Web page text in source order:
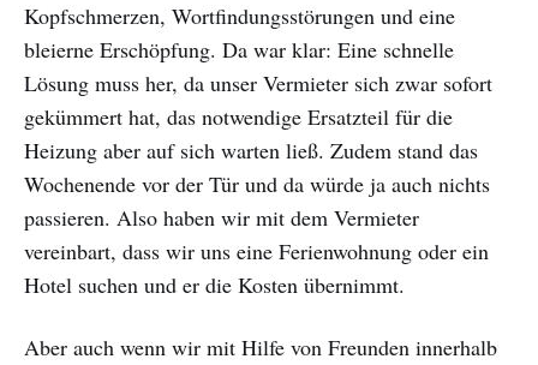
Kopfschmerzen, Wortfindungsstörungen und eine
bleierne Erschöpfung. Da war klar: Eine schnelle
Lösung muss her, da unser Vermieter sich zwar sofort
gekümmert hat, das notwendige Ersatzteil für die
Heizung aber auf sich warten ließ. Zudem stand das
Wochenende vor der Tür und da würde ja auch nichts
passieren. Also haben wir mit dem Vermieter
vereinbart, dass wir uns eine Ferienwohnung oder ein
Hotel suchen und er die Kosten übernimmt.
Aber auch wenn wir mit Hilfe von Freunden innerhalb